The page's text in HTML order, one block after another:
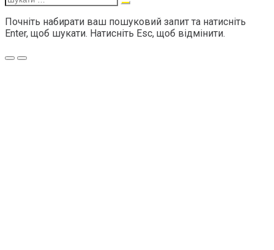
Почніть набирати ваш пошуковий запит та натисніть
Enter, щоб шукати. Натисніть Esc, щоб відмінити.
Меню